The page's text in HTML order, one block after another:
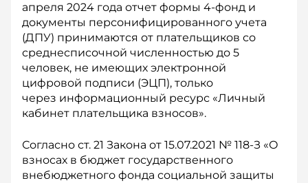
апреля 2024 года отчет формы 4-фонд и
документы персонифицированного учета
(ДПУ) принимаются от плательщиков со
среднесписочной численностью до 5
человек, не имеющих электронной
цифровой подписи (ЭЦП), только
через информационный ресурс «Личный
кабинет плательщика взносов».
Согласно ст. 21 Закона от 15.07.2021 № 118-З «О
взносах в бюджет государственного
внебюджетного фонда социальной защиты